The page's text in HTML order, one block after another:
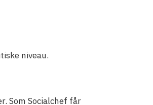
niveau.
Som Socialchef får